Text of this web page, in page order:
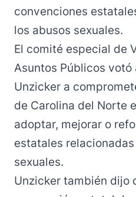
convenciones
los abusos sexuales.
El comité especial de
Asuntos Públicos
Unzicker a
de Carolina del Norte
adoptar, mejorar o
estatales
sexuales.
Unzicker también dijo